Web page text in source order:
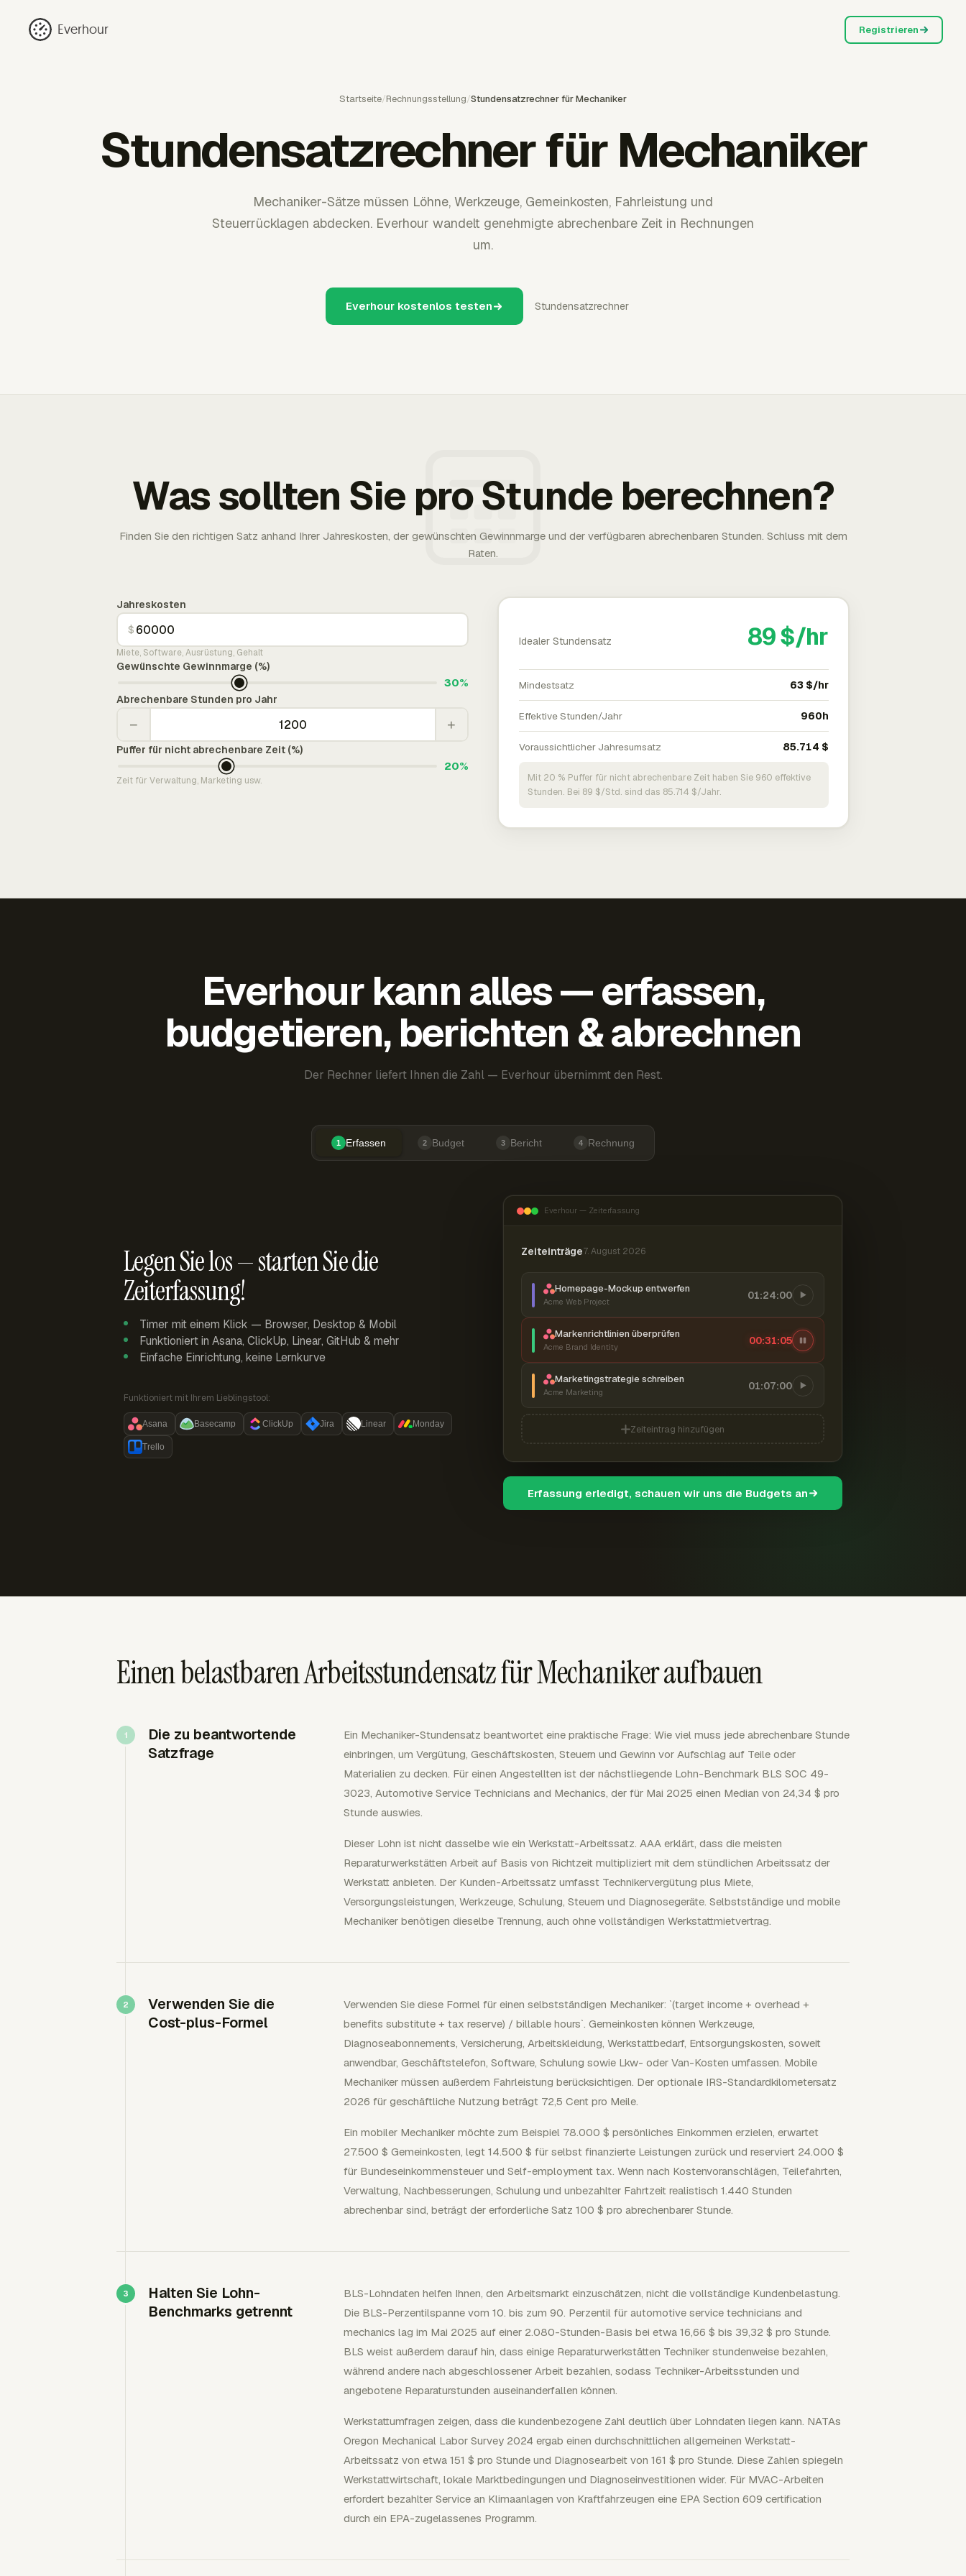
Everhour Registrieren
Startseite/Rechnungsstellung/Stundensatzrechner für Mechaniker
Stundensatzrechner für Mechaniker
Mechaniker-Sätze müssen Löhne, Werkzeuge, Gemeinkosten, Fahrleistung und
Steuerrücklagen abdecken. Everhour wandelt genehmigte abrechenbare Zeit in Rechnungen
um.
Everhour kostenlos testen Stundensatzrechner
Was sollten Sie pro Stunde berechnen?
Finden Sie den richtigen Satz anhand Ihrer Jahreskosten, der gewünschten Gewinnmarge und der verfügbaren abrechenbaren Stunden. Schluss mit dem
Raten.
Jahreskosten
$
Miete, Software, Ausrüstung, Gehalt
Gewünschte Gewinnmarge (%)
30%
Abrechenbare Stunden pro Jahr
− +
Puffer für nicht abrechenbare Zeit (%)
20%
Zeit für Verwaltung, Marketing usw.
Idealer Stundensatz 89 $/hr
Mindestsatz 63 $/hr
Effektive Stunden/Jahr 960h
Voraussichtlicher Jahresumsatz 85.714 $
Mit 20 % Puffer für nicht abrechenbare Zeit haben Sie 960 effektive
Stunden. Bei 89 $/Std. sind das 85.714 $/Jahr.
Everhour kann alles — erfassen,
budgetieren, berichten & abrechnen
Der Rechner liefert Ihnen die Zahl — Everhour übernimmt den Rest.
1 Erfassen 2 Budget 3 Bericht 4 Rechnung
Legen Sie los — starten Sie die
Zeiterfassung!
Timer mit einem Klick — Browser, Desktop & Mobil
Funktioniert in Asana, ClickUp, Linear, GitHub & mehr
Einfache Einrichtung, keine Lernkurve
Funktioniert mit Ihrem Lieblingstool:
Asana Basecamp ClickUp Jira Linear Monday
Trello
Everhour — Zeiterfassung
Zeiteinträge7. August 2026
Homepage-Mockup entwerfen
Acme Web Project
01:24:00
Markenrichtlinien überprüfen
Acme Brand Identity
00:31:06
Marketingstrategie schreiben
Acme Marketing
01:07:00
Zeiteintrag hinzufügen
Erfassung erledigt, schauen wir uns die Budgets an
Einen belastbaren Arbeitsstundensatz für Mechaniker aufbauen
Die zu beantwortende
Satzfrage
Ein Mechaniker-Stundensatz beantwortet eine praktische Frage: Wie viel muss jede abrechenbare Stunde
einbringen, um Vergütung, Geschäftskosten, Steuern und Gewinn vor Aufschlag auf Teile oder
Materialien zu decken. Für einen Angestellten ist der nächstliegende Lohn-Benchmark BLS SOC 49-
3023, Automotive Service Technicians and Mechanics, der für Mai 2025 einen Median von 24,34 $ pro
Stunde auswies.
Dieser Lohn ist nicht dasselbe wie ein Werkstatt-Arbeitssatz. AAA erklärt, dass die meisten
Reparaturwerkstätten Arbeit auf Basis von Richtzeit multipliziert mit dem stündlichen Arbeitssatz der
Werkstatt anbieten. Der Kunden-Arbeitssatz umfasst Technikervergütung plus Miete,
Versorgungsleistungen, Werkzeuge, Schulung, Steuern und Diagnosegeräte. Selbstständige und mobile
Mechaniker benötigen dieselbe Trennung, auch ohne vollständigen Werkstattmietvertrag.
Verwenden Sie die
Cost-plus-Formel
Verwenden Sie diese Formel für einen selbstständigen Mechaniker: `(target income + overhead +
benefits substitute + tax reserve) / billable hours`. Gemeinkosten können Werkzeuge,
Diagnoseabonnements, Versicherung, Arbeitskleidung, Werkstattbedarf, Entsorgungskosten, soweit
anwendbar, Geschäftstelefon, Software, Schulung sowie Lkw- oder Van-Kosten umfassen. Mobile
Mechaniker müssen außerdem Fahrleistung berücksichtigen. Der optionale IRS-Standardkilometersatz
2026 für geschäftliche Nutzung beträgt 72,5 Cent pro Meile.
Ein mobiler Mechaniker möchte zum Beispiel 78.000 $ persönliches Einkommen erzielen, erwartet
27.500 $ Gemeinkosten, legt 14.500 $ für selbst finanzierte Leistungen zurück und reserviert 24.000 $
für Bundeseinkommensteuer und Self-employment tax. Wenn nach Kostenvoranschlägen, Teilefahrten,
Verwaltung, Nachbesserungen, Schulung und unbezahlter Fahrtzeit realistisch 1.440 Stunden
abrechenbar sind, beträgt der erforderliche Satz 100 $ pro abrechenbarer Stunde.
Halten Sie Lohn-
Benchmarks getrennt
BLS-Lohndaten helfen Ihnen, den Arbeitsmarkt einzuschätzen, nicht die vollständige Kundenbelastung.
Die BLS-Perzentilspanne vom 10. bis zum 90. Perzentil für automotive service technicians and
mechanics lag im Mai 2025 auf einer 2.080-Stunden-Basis bei etwa 16,66 $ bis 39,32 $ pro Stunde.
BLS weist außerdem darauf hin, dass einige Reparaturwerkstätten Techniker stundenweise bezahlen,
während andere nach abgeschlossener Arbeit bezahlen, sodass Techniker-Arbeitsstunden und
angebotene Reparaturstunden auseinanderfallen können.
Werkstattumfragen zeigen, dass die kundenbezogene Zahl deutlich über Lohndaten liegen kann. NATAs
Oregon Mechanical Labor Survey 2024 ergab einen durchschnittlichen allgemeinen Werkstatt-
Arbeitssatz von etwa 151 $ pro Stunde und Diagnosearbeit von 161 $ pro Stunde. Diese Zahlen spiegeln
Werkstattwirtschaft, lokale Marktbedingungen und Diagnoseinvestitionen wider. Für MVAC-Arbeiten
erfordert bezahlter Service an Klimaanlagen von Kraftfahrzeugen eine EPA Section 609 certification
durch ein EPA-zugelassenes Programm.